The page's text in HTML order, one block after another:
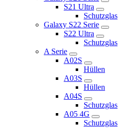
S21 Ultra
Schutzglas
Galaxy S22 Serie
S22 Ultra
Schutzglas
A Serie
A02S
Hüllen
A03S
Hüllen
A04S
Schutzglas
A05 4G
Schutzglas